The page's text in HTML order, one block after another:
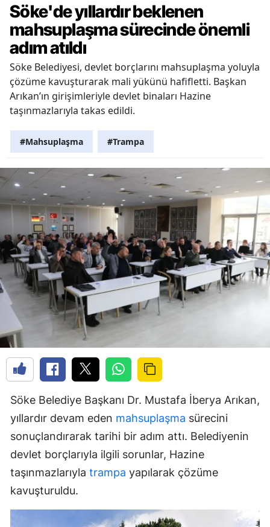
Söke'de yıllardır beklenen
mahsuplaşma sürecinde önemli
adım atıldı
Söke Belediyesi, devlet borçlarını mahsuplaşma yoluyla
çözüme kavuşturarak mali yükünü hafifletti. Başkan
Arıkan’ın girişimleriyle devlet binaları Hazine
taşınmazlarıyla takas edildi.
#Mahsuplaşma #Trampa
Söke Belediye Başkanı Dr. Mustafa İberya Arıkan,
yıllardır devam eden mahsuplaşma sürecini
sonuçlandırarak tarihi bir adım attı. Belediyenin
devlet borçlarıyla ilgili sorunlar, Hazine
taşınmazlarıyla trampa yapılarak çözüme
kavuşturuldu.